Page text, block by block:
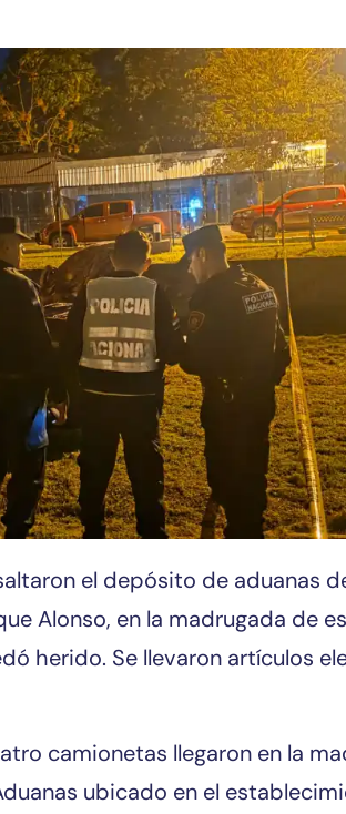
Alonso, en la madrugada de
herido. Se llevaron artículos
camionetas llegaron en la
ubicado en el